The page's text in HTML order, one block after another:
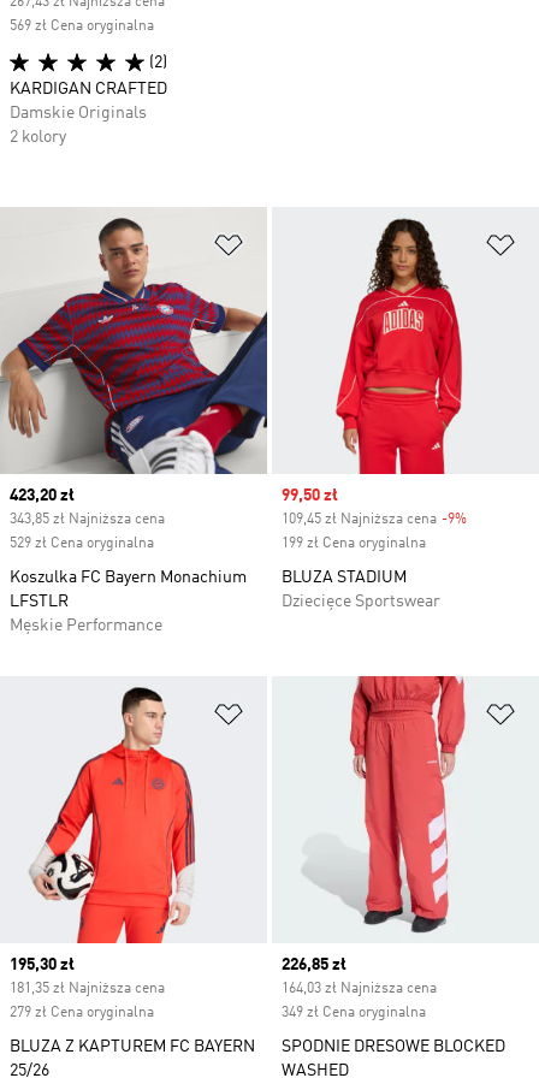
Dodaj do listy życzeń
Current price
423,20 zł
343,85 zł Najniższa cena
529 zł Cena oryginalna
Koszulka FC Bayern Monachium
LFSTLR
Męskie Performance
Sale price
99,50 zł
109,45 zł Najniższa cena -9%
199 zł Cena oryginalna
BLUZA STADIUM
Dziecięce Sportswear
Dodaj do listy życzeń
Current price
195,30 zł
181,35 zł Najniższa cena
279 zł Cena oryginalna
BLUZA Z KAPTUREM FC BAYERN
25/26
Current price
226,85 zł
164,03 zł Najniższa cena
349 zł Cena oryginalna
SPODNIE DRESOWE BLOCKED
WASHED
569 zł Cena oryginalna
(2)
KARDIGAN CRAFTED
Damskie Originals
2 kolory